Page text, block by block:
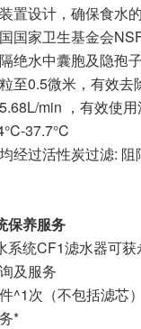
置设计，确保食水
国家卫生基金会
绝水中囊胞及隐孢
至0.5微米，有效去
min ，有效使
37.7°C
经过活性炭过滤:
保养服务
系统CF1滤水器可
及服务
^1次（不包括滤芯
*